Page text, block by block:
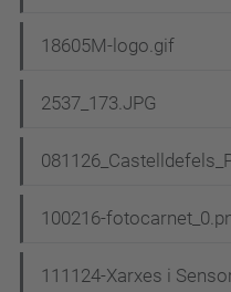
18605M-logo.gif
2537_173.JPG
100216-
111124-Xarxes i